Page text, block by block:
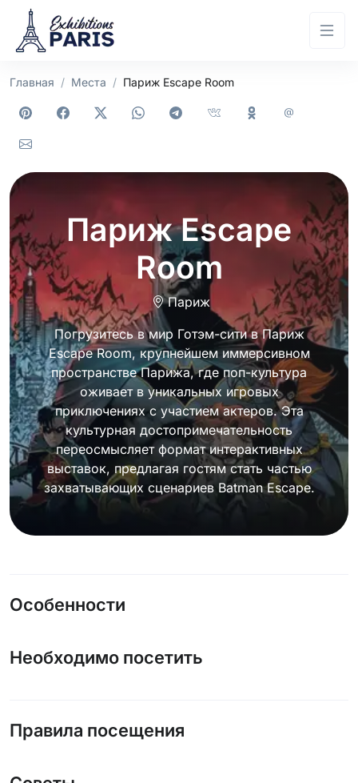
Главная Места Париж Escape Room
Париж Escape
Room
Париж
Погрузитесь в мир Готэм-сити в Париж
Escape Room, крупнейшем иммерсивном
пространстве Парижа, где поп-культура
оживает в уникальных игровых
приключениях с участием актеров. Эта
культурная достопримечательность
переосмысляет формат интерактивных
выставок, предлагая гостям стать частью
захватывающих сценариев Batman Escape.
Особенности
Необходимо посетить
Правила посещения